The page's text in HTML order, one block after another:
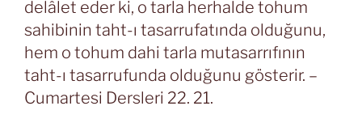
delâlet eder ki, o tarla herhalde tohum
sahibinin taht-ı tasarrufatında olduğunu,
hem o tohum dahi tarla mutasarrıfının
taht-ı tasarrufunda olduğunu gösterir. –
Cumartesi Dersleri 22. 21.